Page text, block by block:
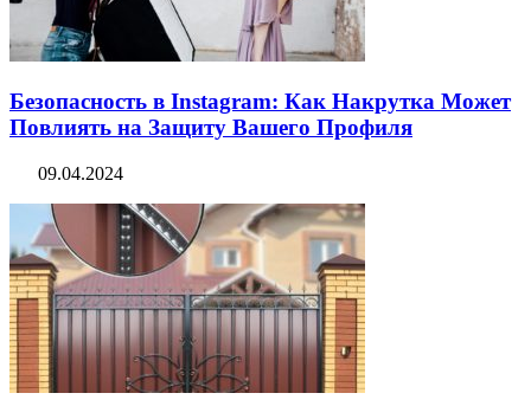
Безопасность в Instagram: Как Накрутка Может
Повлиять на Защиту Вашего Профиля
09.04.2024